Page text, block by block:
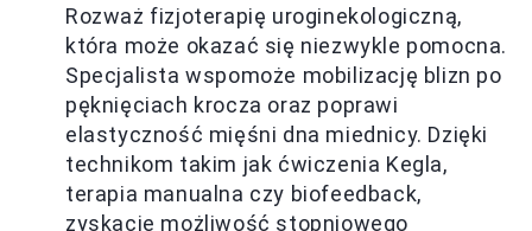
Rozważ fizjoterapię uroginekologiczną,
która może okazać się niezwykle pomocna.
Specjalista wspomoże mobilizację blizn po
pęknięciach krocza oraz poprawi
elastyczność mięśni dna miednicy. Dzięki
technikom takim jak ćwiczenia Kegla,
terapia manualna czy biofeedback,
zyskacie możliwość stopniowego